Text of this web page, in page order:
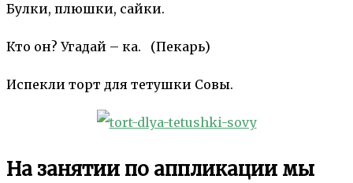
Булки, плюшки, сайки.
Кто он? Угадай – ка. (Пекарь)
Испекли торт для тетушки Совы.
На занятии по аппликации мы